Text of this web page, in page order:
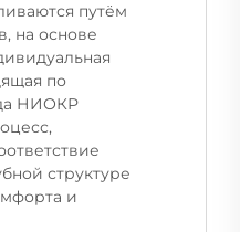
путём
на основе
по
НИОКР
структуре
и